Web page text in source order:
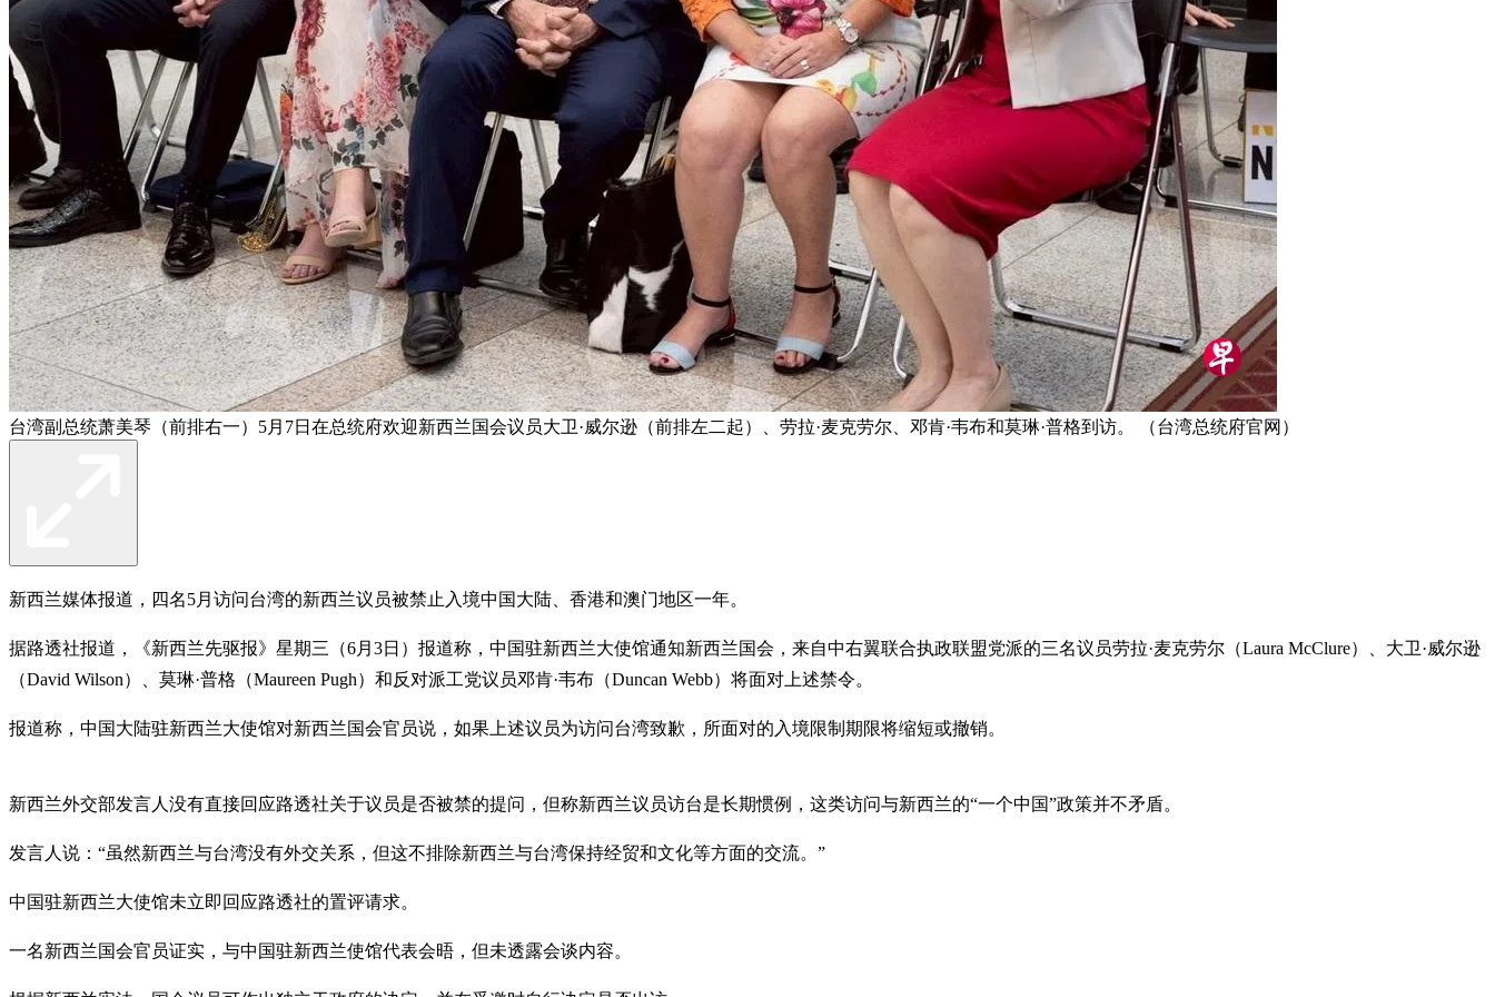
台湾副总统萧美琴（前排右一）5月7日在总统府欢迎新西兰国会议员大卫·威尔逊（前排左二起）、劳拉·麦克劳尔、邓肯·韦布和莫琳·普格到访。 （台湾总统府官网）
新西兰媒体报道，四名5月访问台湾的新西兰议员被禁止入境中国大陆、香港和澳门地区一年。
据路透社报道，《新西兰先驱报》星期三（6月3日）报道称，中国驻新西兰大使馆通知新西兰国会，来自中右翼联合执政联盟党派的三名议员劳拉·麦克劳尔（Laura McClure）、大卫·威尔逊
（David Wilson）、莫琳·普格（Maureen Pugh）和反对派工党议员邓肯·韦布（Duncan Webb）将面对上述禁令。
报道称，中国大陆驻新西兰大使馆对新西兰国会官员说，如果上述议员为访问台湾致歉，所面对的入境限制期限将缩短或撤销。
新西兰外交部发言人没有直接回应路透社关于议员是否被禁的提问，但称新西兰议员访台是长期惯例，这类访问与新西兰的“一个中国”政策并不矛盾。
发言人说：“虽然新西兰与台湾没有外交关系，但这不排除新西兰与台湾保持经贸和文化等方面的交流。”
中国驻新西兰大使馆未立即回应路透社的置评请求。
一名新西兰国会官员证实，与中国驻新西兰使馆代表会晤，但未透露会谈内容。